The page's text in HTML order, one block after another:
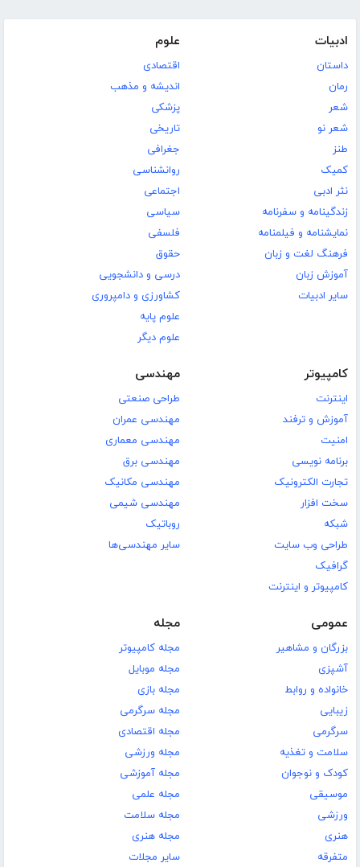
ادبیات
داستان
رمان
شعر
شعر نو
طنز
کمیک
نثر ادبی
زندگینامه و سفرنامه
نمایشنامه و فیلمنامه
فرهنگ لغت و زبان
آموزش زبان
سایر ادبیات
علوم
اقتصادی
اندیشه و مذهب
پزشکی
تاریخی
جغرافی
روانشناسی
اجتماعی
سیاسی
فلسفی
حقوق
درسی و دانشجویی
کشاورزی و دامپروری
علوم پایه
علوم دیگر
کامپیوتر
اینترنت
آموزش و ترفند
امنیت
برنامه نویسی
تجارت الکترونیک
سخت افزار
شبکه
طراحی وب سایت
گرافیک
کامپیوتر و اینترنت
مهندسی
طراحی صنعتی
مهندسی عمران
مهندسی معماری
مهندسی برق
مهندسی مکانیک
مهندسی شیمی
روباتیک
سایر مهندسی‌ها
عمومی
بزرگان و مشاهیر
آشپزی
خانواده و روابط
زیبایی
سرگرمی
سلامت و تغذیه
کودک و نوجوان
موسیقی
ورزشی
هنری
متفرقه
مجله
مجله کامپیوتر
مجله موبایل
مجله بازی
مجله سرگرمی
مجله اقتصادی
مجله ورزشی
مجله آموزشی
مجله علمی
مجله سلامت
مجله هنری
سایر مجلات